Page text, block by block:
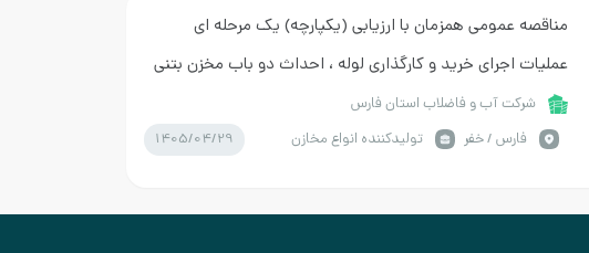
مناقصه عمومی همزمان با ارزیابی (یکپارچه) یک مرحله ای
عملیات اجرای خرید و کارگذاری لوله ، احداث دو باب مخزن بتنی
500متر مکعبی و فنس کشی به روستای بالاشهر ، علی آ شرکت آب و فاضلاب استان فارس
فارس / خفر
تولیدکننده انواع مخازن 1405/04/29